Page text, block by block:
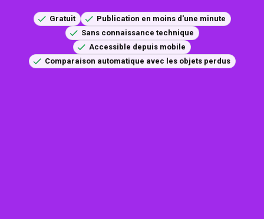
Gratuit
Publication en moins d'une minute
Sans connaissance technique
Accessible depuis mobile
Comparaison automatique avec les objets perdus